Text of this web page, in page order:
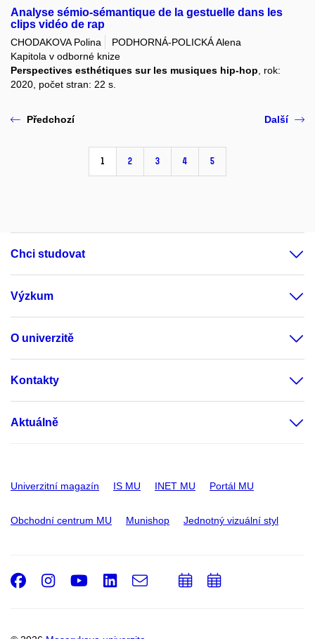
Analyse sémio-sémantique de la gestuelle dans les
clips vidéo de rap
CHODAKOVA Polina
PODHORNÁ-POLICKÁ Alena
Kapitola v odborné knize
Perspectives esthétiques sur les musiques hip-hop , rok:
2020, počet stran: 22 s.
Předchozí
1 2 3 4 5
Další
Chci studovat
Výzkum
O univerzitě
Kontakty
Aktuálně
Univerzitní magazín IS MU INET MU Portál MU
Obchodní centrum MU Munishop Jednotný vizuální styl
Facebook
Instagram
Youtube
LinkedIn
e-
PřidatPřidat